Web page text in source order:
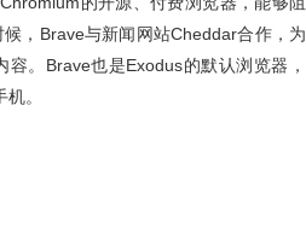
，Brave与新闻网站Cheddar合作，为
。Brave也是Exodus的默认浏览器，
。